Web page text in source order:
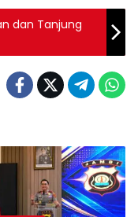
dan Tanjung